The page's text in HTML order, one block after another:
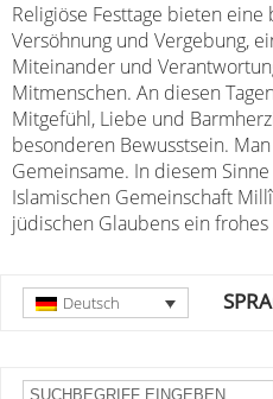
Religiöse Festtage bieten
Versöhnung und Vergebung,
Miteinander und
Mitmenschen. An diesen
Mitgefühl, Liebe und
besonderen Bewusstsein.
Gemeinsame. In diesem
Islamischen Gemeinschaft
jüdischen Glaubens ein frohes
Deutsch